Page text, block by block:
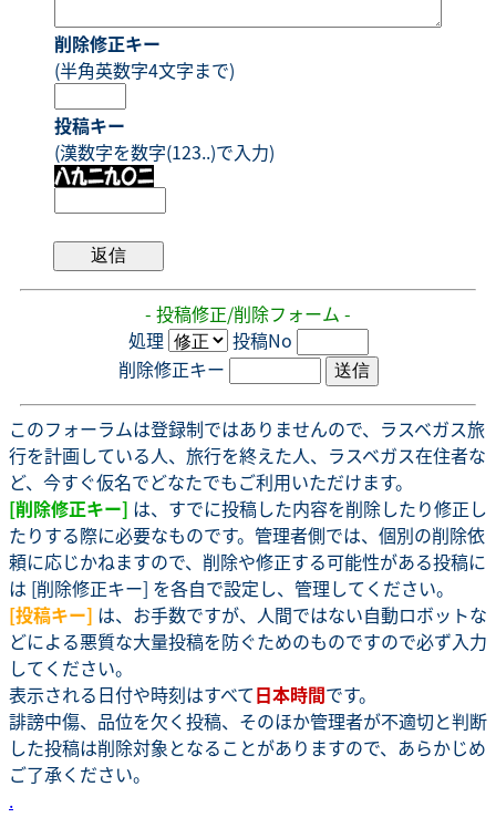
削除修正キー
(半角英数字4文字まで)
投稿キー
(漢数字を数字(123..)で入力)
- 投稿修正/削除フォーム -
処理
投稿No
削除修正キー
このフォーラムは登録制ではありませんので、ラスベガス旅
行を計画している人、旅行を終えた人、ラスベガス在住者な
ど、今すぐ仮名でどなたでもご利用いただけます。
[削除修正キー] は、すでに投稿した内容を削除したり修正し
たりする際に必要なものです。管理者側では、個別の削除依
頼に応じかねますので、削除や修正する可能性がある投稿に
は [削除修正キー] を各自で設定し、管理してください。
[投稿キー] は、お手数ですが、人間ではない自動ロボットな
どによる悪質な大量投稿を防ぐためのものですので必ず入力
してください。
表示される日付や時刻はすべて日本時間です。
誹謗中傷、品位を欠く投稿、そのほか管理者が不適切と判断
した投稿は削除対象となることがありますので、あらかじめ
ご了承ください。
.